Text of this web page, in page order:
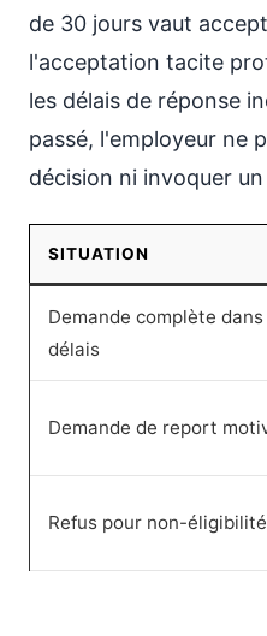
de 30 jours vaut
l'acceptation tacite
les délais de réponse
passé, l'employeur ne
décision ni invoquer
SITUATION
Demande complète
délais
Demande de report
Refus pour non-éligibilité